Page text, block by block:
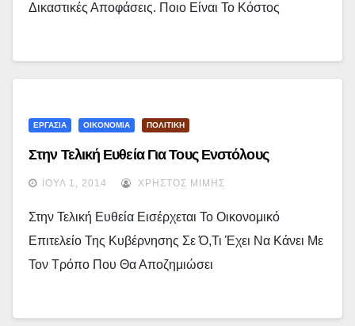
Δικαστικές Αποφάσεις. Ποιο Είναι Το Κόστος
ΕΡΓΑΣΙΑ ΟΙΚΟΝΟΜΙΑ ΠΟΛΙΤΙΚΗ
Στην Τελική Ευθεία Για Τους Ενστόλους
ΙΟΎΛ 1, 2014 ΧΡΉΣΤΟΣ ΜΊΜΗΣ
Στην Τελική Ευθεία Εισέρχεται Το Οικονομικό
Επιτελείο Της Κυβέρνησης Σε Ό,τι Έχει Να Κάνει Με
Τον Τρόπο Που Θα Αποζημιώσει